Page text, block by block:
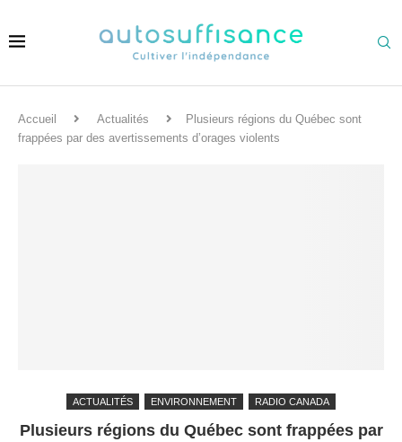
Accueil Actualités
Plusieurs régions du Québec sont
frappées par des avertissements d’orages violents
ACTUALITÉS ENVIRONNEMENT RADIO CANADA
Plusieurs régions du Québec sont frappées par